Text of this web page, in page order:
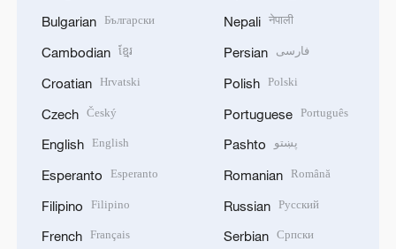
Bulgarian Български
Cambodian ខ្មែរ
Croatian Hrvatski
Czech Český
English English
Esperanto Esperanto
Filipino Filipino
French Français
Nepali नेपाली
Persian فارسی
Polish Polski
Portuguese Português
Pashto پښتو
Romanian Română
Russian Русский
Serbian Српски